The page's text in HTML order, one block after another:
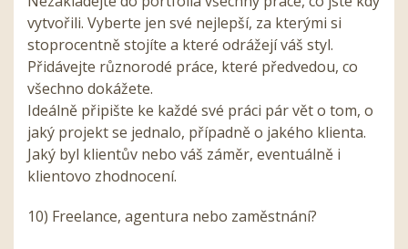
vytvořili. Vyberte jen své nejlepší, za kterými si
stoprocentně stojíte a které odrážejí váš styl.
Přidávejte různorodé práce, které předvedou, co
všechno dokážete.
Ideálně připište ke každé své práci pár vět o tom, o
jaký projekt se jednalo, případně o jakého klienta.
Jaký byl klientův nebo váš záměr, eventuálně i
klientovo zhodnocení.
10) Freelance, agentura nebo zaměstnání?